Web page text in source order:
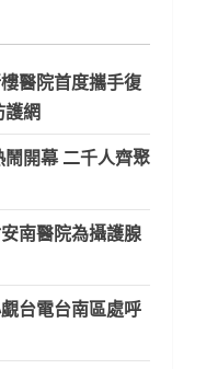
醫院首度攜手復
護網
鬧開幕 二千人齊聚
南醫院為攝護腺
台電台南區處呼